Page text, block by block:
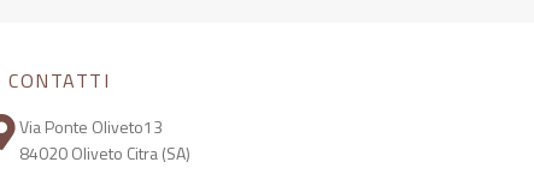
CONTATTI
Via Ponte Oliveto13
84020 Oliveto Citra (SA)